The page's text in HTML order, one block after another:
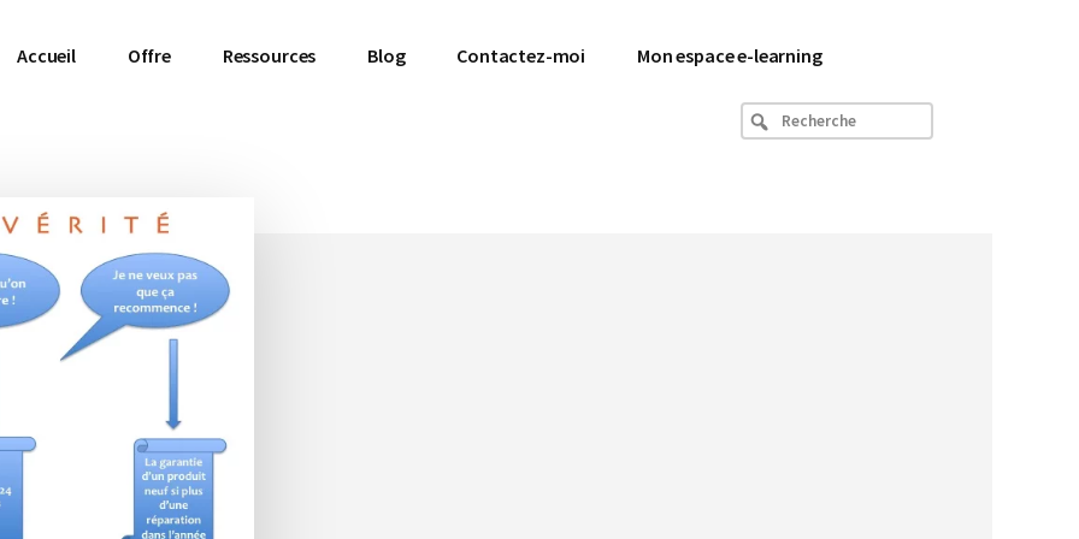
Accueil Offre Ressources Blog Contactez-moi Mon espace e-learning
Recherche